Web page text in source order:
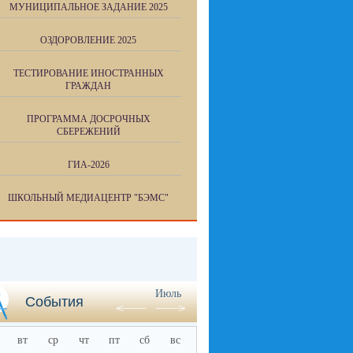
МУНИЦИПАЛЬНОЕ ЗАДАНИЕ 2025
ОЗДОРОВЛЕНИЕ 2025
ТЕСТИРОВАНИЕ ИНОСТРАННЫХ
ГРАЖДАН
ПРОГРАММА ДОСРОЧНЫХ
СБЕРЕЖЕНИЙ
ГИА-2026
ШКОЛЬНЫЙ МЕДИАЦЕНТР "БЭМС"
События
Июль
вт ср чт пт сб вс